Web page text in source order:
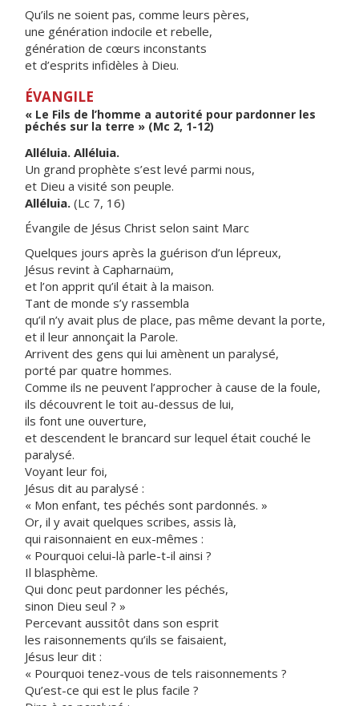
Qu’ils ne soient pas, comme leurs pères,
une génération indocile et rebelle,
génération de cœurs inconstants
et d’esprits infidèles à Dieu.
ÉVANGILE
« Le Fils de l’homme a autorité pour pardonner les
péchés sur la terre » (Mc 2, 1-12)
Alléluia. Alléluia.
Un grand prophète s’est levé parmi nous,
et Dieu a visité son peuple.
Alléluia. (Lc 7, 16)
Évangile de Jésus Christ selon saint Marc
Quelques jours après la guérison d’un lépreux,
Jésus revint à Capharnaüm,
et l’on apprit qu’il était à la maison.
Tant de monde s’y rassembla
qu’il n’y avait plus de place, pas même devant la porte,
et il leur annonçait la Parole.
Arrivent des gens qui lui amènent un paralysé,
porté par quatre hommes.
Comme ils ne peuvent l’approcher à cause de la foule,
ils découvrent le toit au-dessus de lui,
ils font une ouverture,
et descendent le brancard sur lequel était couché le
paralysé.
Voyant leur foi,
Jésus dit au paralysé :
« Mon enfant, tes péchés sont pardonnés. »
Or, il y avait quelques scribes, assis là,
qui raisonnaient en eux-mêmes :
« Pourquoi celui-là parle-t-il ainsi ?
Il blasphème.
Qui donc peut pardonner les péchés,
sinon Dieu seul ? »
Percevant aussitôt dans son esprit
les raisonnements qu’ils se faisaient,
Jésus leur dit :
« Pourquoi tenez-vous de tels raisonnements ?
Qu’est-ce qui est le plus facile ?